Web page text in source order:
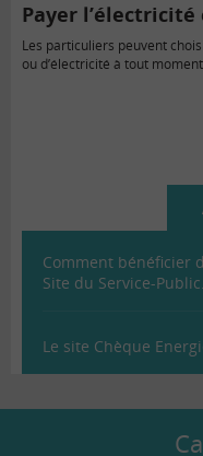
Payer
Les particuliers peuvent
ou d’électricité à tout
Comment bénéficier
Site du Service-
Le site Chèque